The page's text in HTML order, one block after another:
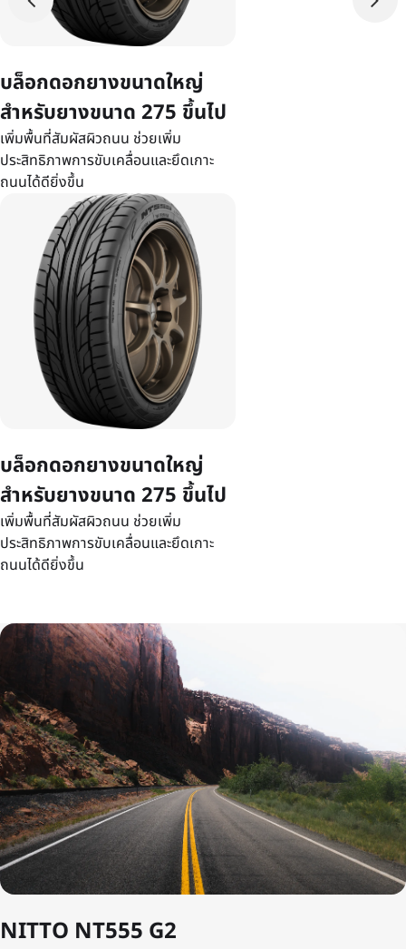
บล็อกดอกยางขนาดใหญ่
สำหรับยางขนาด 275 ขึ้นไป
เพิ่มพื้นที่สัมผัสผิวถนน ช่วยเพิ่ม
ประสิทธิภาพการขับเคลื่อนและยึดเกาะ
ถนนได้ดียิ่งขึ้น
บล็อกดอกยางขนาดใหญ่
สำหรับยางขนาด 275 ขึ้นไป
เพิ่มพื้นที่สัมผัสผิวถนน ช่วยเพิ่ม
ประสิทธิภาพการขับเคลื่อนและยึดเกาะ
ถนนได้ดียิ่งขึ้น
NITTO NT555 G2